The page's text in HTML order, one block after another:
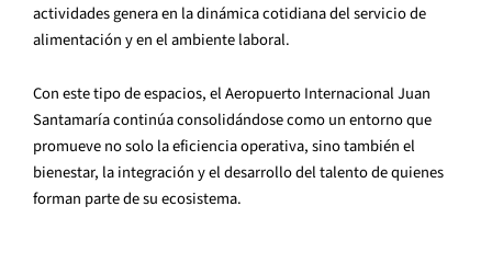
actividades genera en la dinámica cotidiana del servicio de
alimentación y en el ambiente laboral.
Con este tipo de espacios, el Aeropuerto Internacional Juan
Santamaría continúa consolidándose como un entorno que
promueve no solo la eficiencia operativa, sino también el
bienestar, la integración y el desarrollo del talento de quienes
forman parte de su ecosistema.